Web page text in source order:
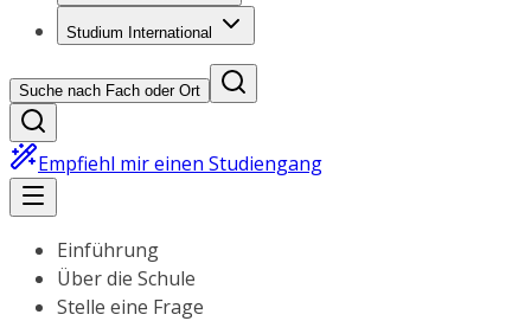
Studium International
Suche nach Fach oder Ort
Empfiehl mir einen Studiengang
Einführung
Über die Schule
Stelle eine Frage